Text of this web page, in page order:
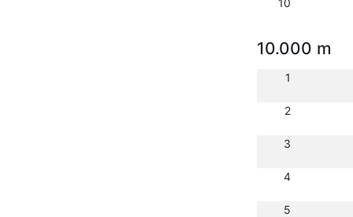
10.000 m
1
2
3
4
5